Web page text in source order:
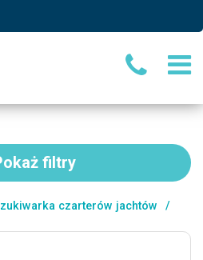
filtry
czarterów jachtów
/